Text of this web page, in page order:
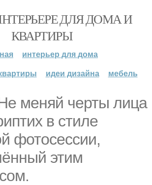
ДЛЯ ДОМА И
КВАРТИРЫ
интерьер для дома
идеи дизайна мебель
меняй черты лица
в стиле
фотосессии,
этим